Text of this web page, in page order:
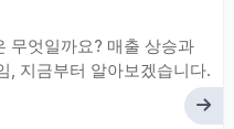
무엇일까요? 매출 상승과
, 지금부터 알아보겠습니다.